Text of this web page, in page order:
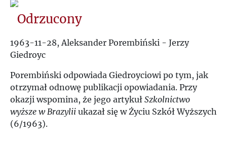
Odrzucony
1963-11-28, Aleksander Porembiński - Jerzy
Giedroyc
Porembiński odpowiada Giedroyciowi po tym, jak
otrzymał odnowę publikacji opowiadania. Przy
okazji wspomina, że jego artykuł Szkolnictwo
wyższe w Brazylii ukazał się w Życiu Szkół Wyższych
(6/1963).